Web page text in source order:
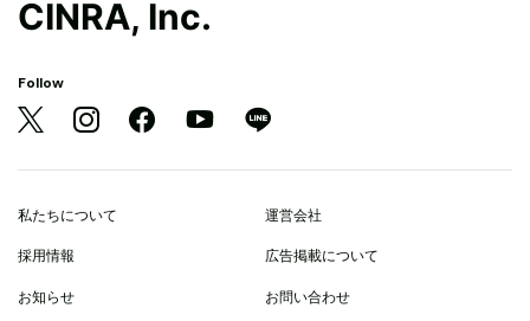
CINRA, Inc.
Follow
私たちについて 運営会社
採用情報 広告掲載について
お知らせ お問い合わせ